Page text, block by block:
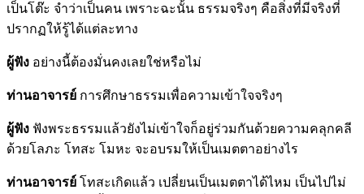
เป็นโต๊ะ จำว่าเป็นคน เพราะฉะนั้น ธรรมจริงๆ คือสิ่งที่มีจริงที่
ปรากฏให้รู้ได้แต่ละทาง
ผู้ฟัง อย่างนี้ต้องมั่นคงเลยใช่หรือไม่
ท่านอาจารย์ การศึกษาธรรมเพื่อความเข้าใจจริงๆ
ผู้ฟัง ฟังพระธรรมแล้วยังไม่เข้าใจก็อยู่ร่วมกันด้วยความคลุกคลี
ด้วยโลภะ โทสะ โมหะ จะอบรมให้เป็นเมตตาอย่างไร
ท่านอาจารย์ โทสะเกิดแล้ว เปลี่ยนเป็นเมตตาได้ไหม เป็นไปไม่